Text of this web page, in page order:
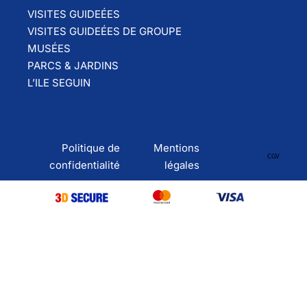
VISITES GUIDEÉES
VISITES GUIDEÉES DE GROUPE
MUSÉES
PARCS & JARDINS
L’ILE SEGUIN
Politique de
confidentialité
Mentions
légales
CGV